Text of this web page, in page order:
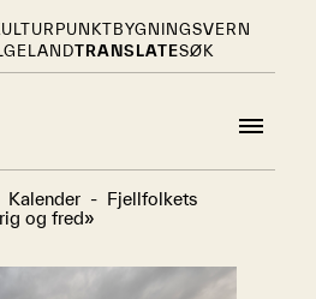
BYGNINGSVERN
TRANSLATESØK
Kalender - Fjellfolkets
og fred»